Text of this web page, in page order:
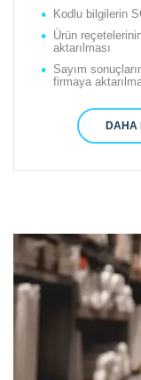
Kodlu bilgilerin
Ürün
aktarılması
Sayım
firmaya
DAHA